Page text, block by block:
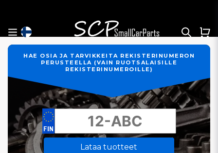
HAE OSIA JA TARVIKKEITA REKISTERINUMERON
PERUSTEELLA (VAIN RUOTSALAISILLE
REKISTERINUMEROILLE)
Lataa tuotteet